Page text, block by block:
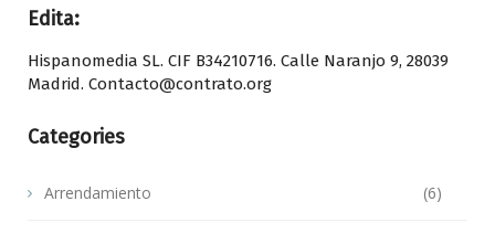
Edita:
Hispanomedia SL. CIF B34210716. Calle Naranjo 9, 28039
Madrid. Contacto@contrato.org
Categories
Arrendamiento (6)